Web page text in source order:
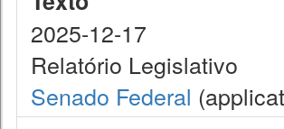
2025-12-17
Relatório Legislativo
Senado Federal